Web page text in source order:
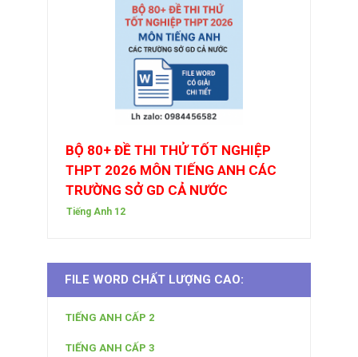
BỘ 80+ ĐỀ THI THỬ TỐT NGHIỆP
THPT 2026 MÔN TIẾNG ANH CÁC
TRƯỜNG SỞ GD CẢ NƯỚC
Tiếng Anh 12
FILE WORD CHẤT LƯỢNG CAO:
TIẾNG ANH CẤP 2
TIẾNG ANH CẤP 3